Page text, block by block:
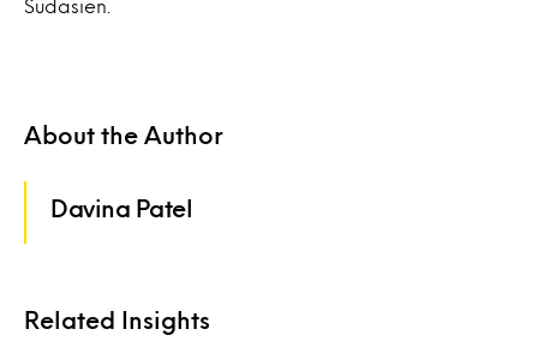
Südasien.
About the Author
Davina Patel
Related Insights